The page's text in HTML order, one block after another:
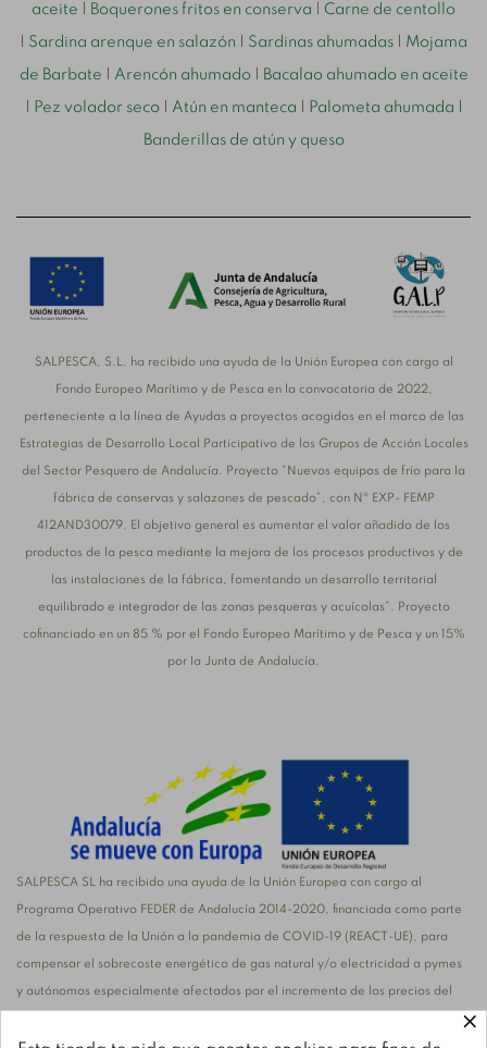
aceite Boquerones fritos en conserva Carne de centollo
Sardina arenque en salazón Sardinas ahumadas Mojama
de Barbate Arencón ahumado| Bacalao ahumado en aceite
Pez volador seco| Atún en manteca Palometa ahumada
Banderillas de atún y queso
SALPESCA, S.L. ha recibido una ayuda de la Unión Europea con cargo al
Fondo Europeo Marítimo y de Pesca en la convocatoria de 2022,
perteneciente a la línea de Ayudas a proyectos acogidos en el marco de las
Estrategias de Desarrollo Local Participativo de los Grupos de Acción Locales
del Sector Pesquero de Andalucía. Proyecto “Nuevos equipos de frío para la
fábrica de conservas y salazones de pescado”, con Nº EXP- FEMP
412AND30079. El objetivo general es aumentar el valor añadido de los
productos de la pesca mediante la mejora de los procesos productivos y de
las instalaciones de la fábrica, fomentando un desarrollo territorial
equilibrado e integrador de las zonas pesqueras y acuícolas”. Proyecto
cofinanciado en un 85 % por el Fondo Europeo Marítimo y de Pesca y un 15%
por la Junta de Andalucía.
SALPESCA SL ha recibido una ayuda de la Unión Europea con cargo al
Programa Operativo FEDER de Andalucía 2014-2020, financiada como parte
de la respuesta de la Unión a la pandemia de COVID-19 (REACT-UE), para
compensar el sobrecoste energético de gas natural y/o electricidad a pymes
y autónomos especialmente afectados por el incremento de los precios del
×